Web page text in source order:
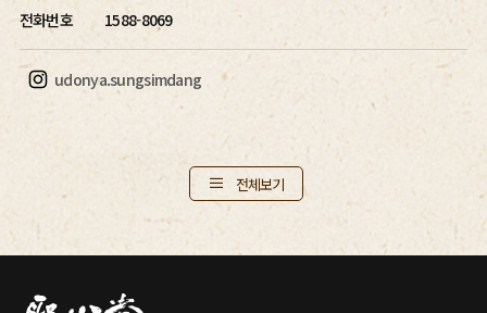
전화번호 1588-8069
udonya.sungsimdang
전체보기